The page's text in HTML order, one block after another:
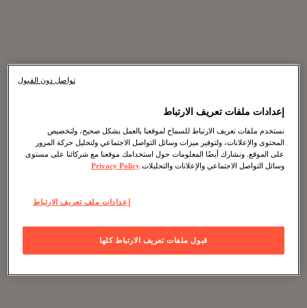
إعدادات ملفات تعريف الارتباط
نستخدم ملفات تعريف الارتباط للسماح لموقعنا بالعمل بشكل صحيح، ولتخصيص
المحتوى والإعلانات، ولتوفير ميزات وسائل التواصل الاجتماعي ولتحليل حركة المرور
على الموقع. ونشارك أيضًا المعلومات حول استخدامك موقعنا مع شركائنا على مستوى
وسائل التواصل الاجتماعي والإعلانات والتحليلات.Privacy Policy
إعدادات ملف تعريف الارتباط
قبول ملفات تعريف الارتباط كلها
تواصل دون القبول